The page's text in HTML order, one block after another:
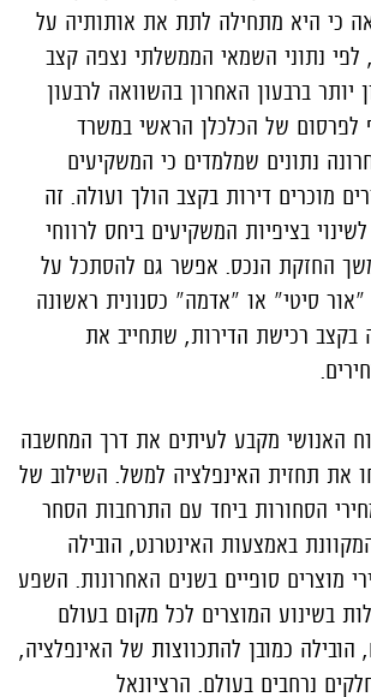
כי היא מתחילה לתת את אותותיה על
לפי נתוני השמאי הממשלתי נצפה קצב
יותר ברבעון האחרון בהשוואה לרבעון
לפרסום של הכלכלן הראשי במשרד
נתונים שמלמדים כי המשקיעים
מוכרים דירות בקצב הולך ועולה. זה
בציפיות המשקיעים ביחס לרווחי
החזקת הנכס. אפשר גם להסתכל על
סיטי" או "אדמה" כסנונית ראשונה
רכישת הדירות, שתחייב את
האנושי מקבע לעיתים את דרך המחשבה
את תחזית האינפלציה למשל. השילוב של
הסחורות ביחד עם התרחבות הסחר
באמצעות האינטרנט, הובילה
מוצרים סופיים בשנים האחרונות. השפע
בשינוע המוצרים לכל מקום בעולם
הובילה כמובן להתכווצות של האינפלציה,
נרחבים בעולם. הרציונאל